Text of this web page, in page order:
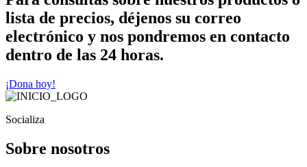
lista de precios, déjenos su correo
electrónico y nos pondremos en contacto
dentro de las 24 horas.
¡Dona hoy!
Socializa
Sobre nosotros